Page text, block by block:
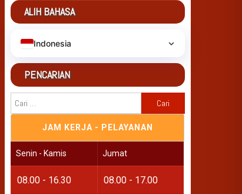
ALIH BAHASA
Indonesia
PENCARIAN
untuk:
JAM KERJA - PELAYANAN
Senin - Kamis Jumat
08.00 - 16.30 08.00 - 17.00